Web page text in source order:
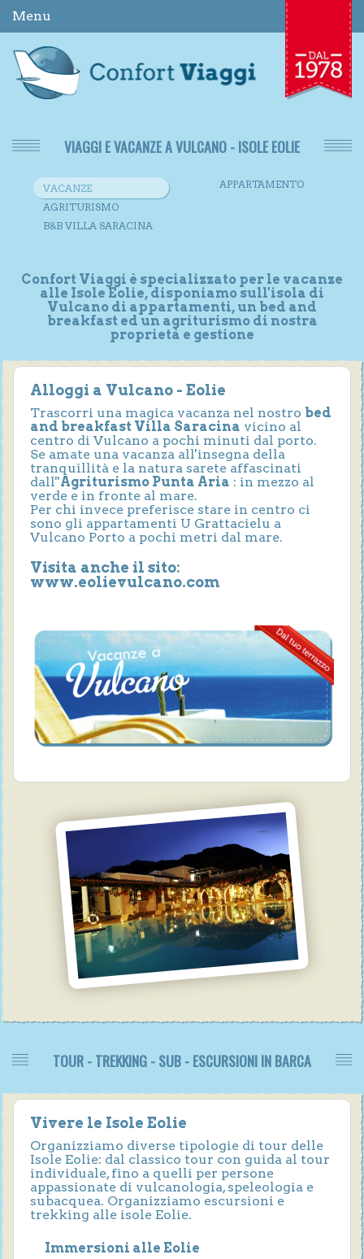
Menu
VIAGGI E VACANZE A VULCANO - ISOLE EOLIE
VACANZE
AGRITURISMO
B&B VILLA SARACINA
APPARTAMENTO
Confort Viaggi è specializzato per le vacanze
alle Isole Eolie, disponiamo sull'isola di
Vulcano di appartamenti, un bed and
breakfast ed un agriturismo di nostra
proprietà e gestione
Alloggi a Vulcano - Eolie
Trascorri una magica vacanza nel nostro bed
and breakfast Villa Saracina vicino al
centro di Vulcano a pochi minuti dal porto.
Se amate una vacanza all'insegna della
tranquillità e la natura sarete affascinati
dall''Agriturismo Punta Aria : in mezzo al
verde e in fronte al mare.
Per chi invece preferisce stare in centro ci
sono gli appartamenti U Grattacielu a
Vulcano Porto a pochi metri dal mare.
Visita anche il sito:
www.eolievulcano.com
TOUR - TREKKING - SUB - ESCURSIONI IN BARCA
Vivere le Isole Eolie
Organizziamo diverse tipologie di tour delle
Isole Eolie: dal classico tour con guida al tour
individuale, fino a quelli per persone
appassionate di vulcanologia, speleologia e
subacquea. Organizziamo escursioni e
trekking alle isole Eolie.
Immersioni alle Eolie